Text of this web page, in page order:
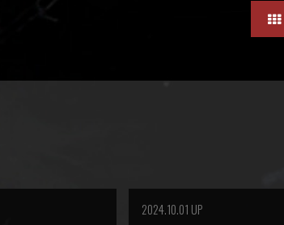
2024.10.01 UP